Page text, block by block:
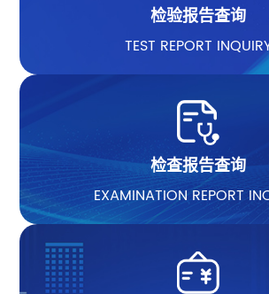
检验报告查询
TEST REPORT
检查报告查询
EXAMINATION REPORT